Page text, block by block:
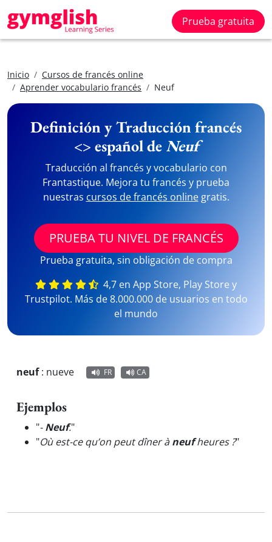
Prueba gratuita
Inicio
Cursos de francés online
Aprender vocabulario francés
Neuf
Definición y Traducción francés
<> español de Neuf
Traducción al francés y vocabulario con
Frantastique. Mejora tu francés y prueba
nuestras cursos de francés onlinegratis.
PRUEBA TU NIVEL DE FRANCÉS
Prueba gratuita, sin obligación de compra
4,7 en App Store, Play Store y
Trustpilot. Más de 8.000.000 de usuarios en todo
el mundo
neuf: nueve FR CA
Ejemplos
"-Neuf."
"Où est-ce qu’on peut dîner àneufheures ?"